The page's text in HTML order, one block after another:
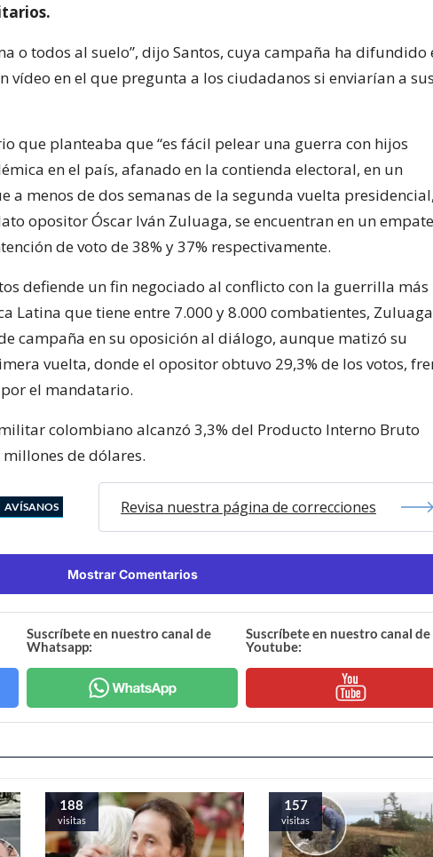
o todos al suelo”, dijo Santos, cuya campaña ha difundido
vídeo en el que pregunta a los ciudadanos si enviarían a sus
que planteaba que “es fácil pelear una guerra con hijos
en el país, afanado en la contienda electoral, en un
a menos de dos semanas de la segunda vuelta presidencial,
opositor Óscar Iván Zuluaga, se encuentran en un empate
de voto de 38% y 37% respectivamente.
defiende un fin negociado al conflicto con la guerrilla más
Latina que tiene entre 7.000 y 8.000 combatientes, Zuluaga
campaña en su oposición al diálogo, aunque matizó su
vuelta, donde el opositor obtuvo 29,3% de los votos,
el mandatario.
colombiano alcanzó 3,3% del Producto Interno Bruto
millones de dólares.
AVÍSANOS Revisa nuestra página de correcciones
Mostrar Comentarios
Suscríbete en nuestro canal de
Whatsapp:
Suscríbete en nuestro canal de
Youtube:
188
visitas
157
visitas